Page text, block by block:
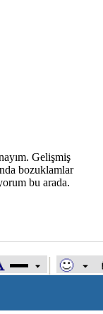
Gelişmiş
bozuklamlar
bu arada.